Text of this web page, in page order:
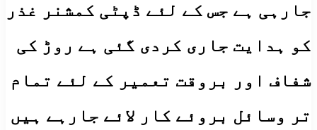
جارہی ہے جس کے لئے ڈپٹی کمشنر غذر
کو ہدایت جاری کردی گئی ہے روڑ کی
شفاف اور بروقت تعمیر کے لئے تمام
تر وسائل بروئے کار لائے جارہے ہیں